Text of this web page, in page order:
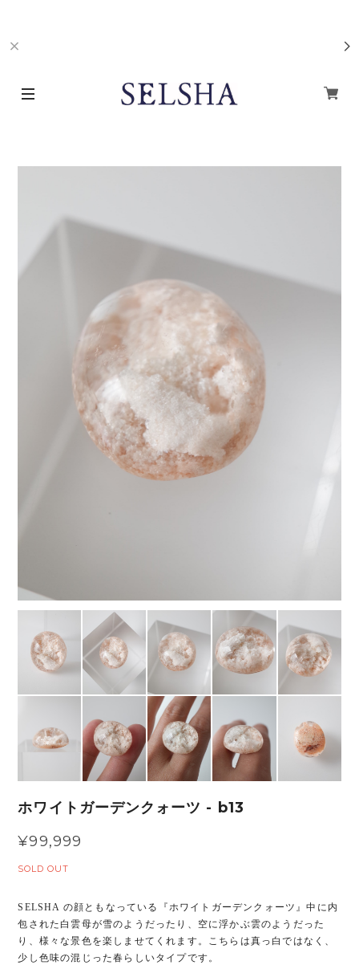
ホワイトガーデンクォーツ - b13
¥99,999
SOLD OUT
SELSHA の顔ともなっている『ホワイトガーデンクォーツ』中に内
包された白雲母が雪のようだったり、空に浮かぶ雲のようだった
り、様々な景色を楽しませてくれます。こちらは真っ白ではなく、
少し色味の混じった春らしいタイプです。